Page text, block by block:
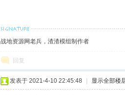
战地资源网老兵，渣渣模组制作者
回复
发表于 2021-4-10 22:45:48 显示全部楼